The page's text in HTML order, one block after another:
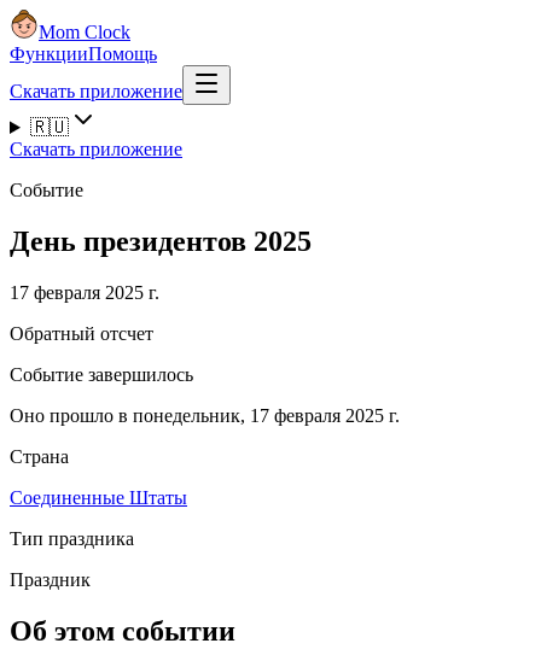
Mom Clock
ФункцииПомощь
Скачать приложение
🇷🇺
Скачать приложение
Событие
День президентов 2025
17 февраля 2025 г.
Обратный отсчет
Событие завершилось
Оно прошло в понедельник, 17 февраля 2025 г.
Страна
Соединенные Штаты
Тип праздника
Праздник
Об этом событии